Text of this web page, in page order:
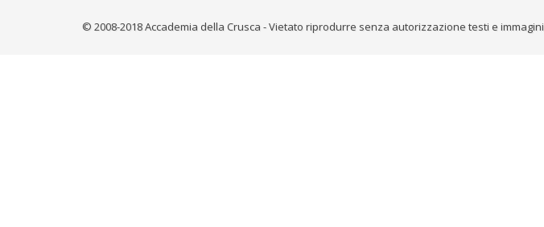
© 2008-2018 Accademia della Crusca - Vietato riprodurre senza autorizzazione testi e immagini